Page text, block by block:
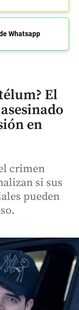
Whatsapp
El
en
crimen
si sus
pueden